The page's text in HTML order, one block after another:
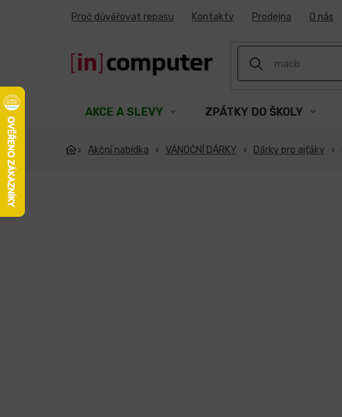
Proč důvěřovat repasu Kontakty Prodejna O nás
AKCE A SLEVY ZPÁTKY DO ŠKOLY
Akční nabídka VÁNOČNÍ DÁRKY Dárky pro ajťáky